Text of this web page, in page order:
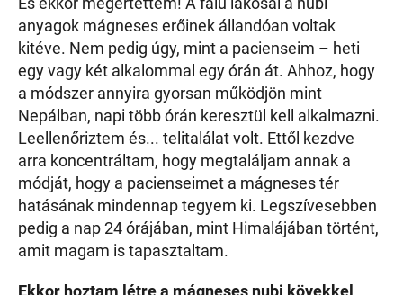
anyagok mágneses erőinek állandóan voltak
kitéve. Nem pedig úgy, mint a pacienseim – heti
egy vagy két alkalommal egy órán át. Ahhoz, hogy
a módszer annyira gyorsan működjön mint
Nepálban, napi több órán keresztül kell alkalmazni.
Leellenőriztem és... telitalálat volt. Ettől kezdve
arra koncentráltam, hogy megtaláljam annak a
módját, hogy a pacienseimet a mágneses tér
hatásának mindennap tegyem ki. Legszívesebben
pedig a nap 24 órájában, mint Himalájában történt,
amit magam is tapasztaltam.
Ekkor hoztam létre a mágneses nubi kövekkel